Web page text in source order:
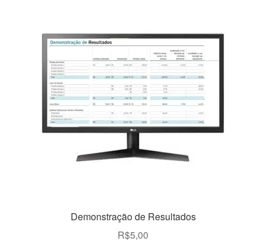
Demonstração de Resultados
R$5,00